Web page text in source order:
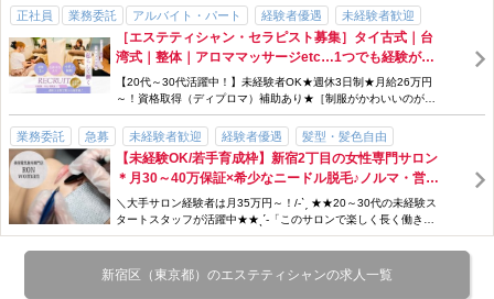
正社員 業務委託 アルバイト・パート 経験者優遇
未経験者歓迎
資格なしOK
交通費支給 社会保険完備
歩合・インセンティブあり
手当充実
制服貸与 研修制度あり 外部講習費負担
独立支援制度あり
WワークOK
週休3日
［エステティシャン・セラピスト募集］タイ古式｜台
湾式｜整体｜アロママッサージetc…1つでも経験があ
ればOK♪午後からの営業なので午前中はゆっくりorW
ワークも可★業務委託は最低報酬保障あり◎
【20代～30代活躍中！】未経験者OK★週休3日制★月給26万円
～！資格取得（ディプロマ）補助あり★［制服がかわいいのが嬉
しい♪］業務委託も同時募集中！
業務委託 急募 未経験者歓迎 経験者優遇
髪型・髪色自由
歩合・インセンティブあり
研修制度あり 勤務時間・曜日応相談
駅チカ
個人サロン
アットホーム 資格なしOK 免許不問
ブランクOK
WワークOK
ノルマなし スタッフ割引・特典あり 高収入
【未経験OK/若手育成枠】新宿2丁目の女性専門サロン
＊月30～40万保証×希少なニードル脱毛♪ノルマ・営業
ストレス一切なし！初めてでも安心の業務委託募集！
＼大手サロン経験者は月35万円～！/-ˋˏ ★★20～30代の未経験ス
タートスタッフが活躍中★★ˎˊ-「このサロンで楽しく長く働き続
けてほしい♪」オーナー...
新宿区（東京都）のエステティシャンの求人一覧